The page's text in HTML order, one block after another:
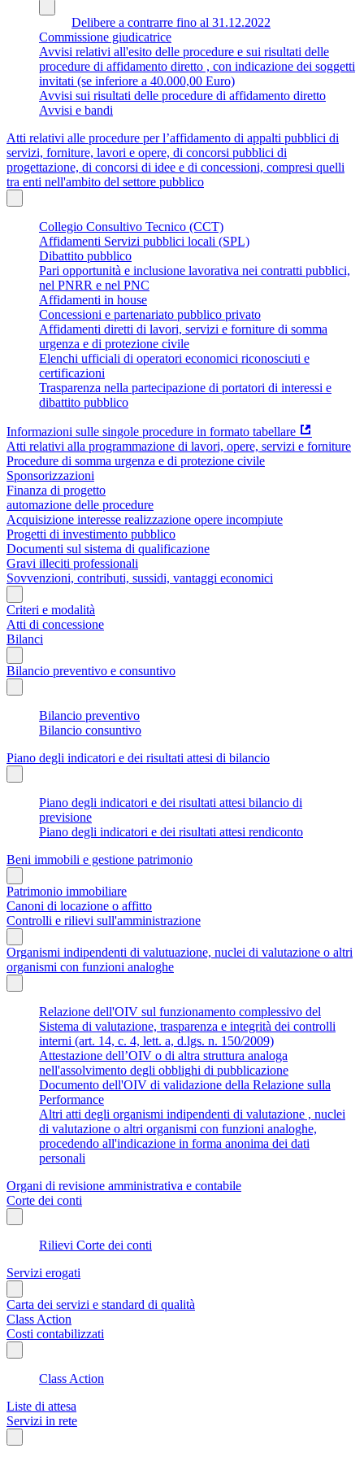
Delibere a contrarre fino al 31.12.2022
Commissione giudicatrice
Avvisi relativi all'esito delle procedure e sui risultati delle
procedure di affidamento diretto , con indicazione dei soggetti
invitati (se inferiore a 40.000,00 Euro)
Avvisi sui risultati delle procedure di affidamento diretto
Avvisi e bandi
Atti relativi alle procedure per l’affidamento di appalti pubblici di
servizi, forniture, lavori e opere, di concorsi pubblici di
progettazione, di concorsi di idee e di concessioni, compresi quelli
tra enti nell'ambito del settore pubblico
Collegio Consultivo Tecnico (CCT)
Affidamenti Servizi pubblici locali (SPL)
Dibattito pubblico
Pari opportunità e inclusione lavorativa nei contratti pubblici,
nel PNRR e nel PNC
Affidamenti in house
Concessioni e partenariato pubblico privato
Affidamenti diretti di lavori, servizi e forniture di somma
urgenza e di protezione civile
Elenchi ufficiali di operatori economici riconosciuti e
certificazioni
Trasparenza nella partecipazione di portatori di interessi e
dibattito pubblico
Informazioni sulle singole procedure in formato tabellare
Atti relativi alla programmazione di lavori, opere, servizi e forniture
Procedure di somma urgenza e di protezione civile
Sponsorizzazioni
Finanza di progetto
automazione delle procedure
Acquisizione interesse realizzazione opere incompiute
Progetti di investimento pubblico
Documenti sul sistema di qualificazione
Gravi illeciti professionali
Sovvenzioni, contributi, sussidi, vantaggi economici
Criteri e modalità
Atti di concessione
Bilanci
Bilancio preventivo e consuntivo
Bilancio preventivo
Bilancio consuntivo
Piano degli indicatori e dei risultati attesi di bilancio
Piano degli indicatori e dei risultati attesi bilancio di
previsione
Piano degli indicatori e dei risultati attesi rendiconto
Beni immobili e gestione patrimonio
Patrimonio immobiliare
Canoni di locazione o affitto
Controlli e rilievi sull'amministrazione
Organismi indipendenti di valutuazione, nuclei di valutazione o altri
organismi con funzioni analoghe
Relazione dell'OIV sul funzionamento complessivo del
Sistema di valutazione, trasparenza e integrità dei controlli
interni (art. 14, c. 4, lett. a, d.lgs. n. 150/2009)
Attestazione dell’OIV o di altra struttura analoga
nell'assolvimento degli obblighi di pubblicazione
Documento dell'OIV di validazione della Relazione sulla
Performance
Altri atti degli organismi indipendenti di valutazione , nuclei
di valutazione o altri organismi con funzioni analoghe,
procedendo all'indicazione in forma anonima dei dati
personali
Organi di revisione amministrativa e contabile
Corte dei conti
Rilievi Corte dei conti
Servizi erogati
Carta dei servizi e standard di qualità
Class Action
Costi contabilizzati
Class Action
Liste di attesa
Servizi in rete